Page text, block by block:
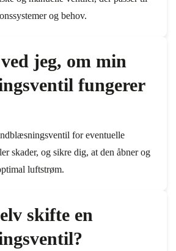
og behov.
jeg, om min
fungerer
for eventuelle
skader, og sikre dig, at den åbner og
luftstrøm.
skifte en